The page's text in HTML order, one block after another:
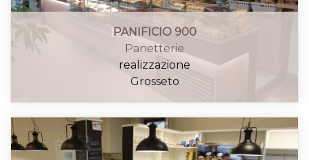
PANIFICIO 900
Panetterie
realizzazione
Grosseto